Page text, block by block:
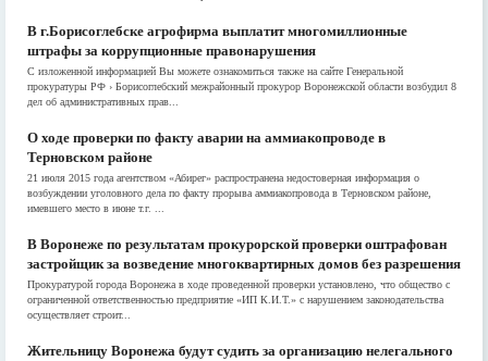
В г.Борисоглебске агрофирма выплатит многомиллионные
штрафы за коррупционные правонарушения
С изложенной информацией Вы можете ознакомиться также на сайте Генеральной
прокуратуры РФ › Борисоглебский межрайонный прокурор Воронежской области возбудил 8
дел об административных прав...
О ходе проверки по факту аварии на аммиакопроводе в
Терновском районе
21 июля 2015 года агентством «Абирег» распространена недостоверная информация о
возбуждении уголовного дела по факту прорыва аммиакопровода в Терновском районе,
имевшего место в июне т.г. ...
В Воронеже по результатам прокурорской проверки оштрафован
застройщик за возведение многоквартирных домов без разрешения
Прокуратурой города Воронежа в ходе проведенной проверки установлено, что общество с
ограниченной ответственностью предприятие «ИП К.И.Т.» с нарушением законодательства
осуществляет строит...
Жительницу Воронежа будут судить за организацию нелегального